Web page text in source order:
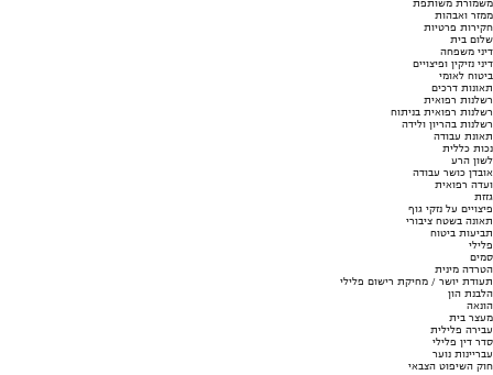
משמורת משותפת
ממזר ואבהות
חקירות פרטיות
שלום בית
דיני משפחה
דיני נזיקין ופיצויים
ביטוח לאומי
תאונות דרכים
רשלנות רפואית
רשלנות רפואית בניתוח
רשלנות בהריון ולידה
תאונת עבודה
נכות כללית
לשון הרע
אובדן כושר עבודה
ועדה רפואית
גזזת
פיצויים על נזקי גוף
תאונה בשטח ציבורי
תביעות ביטוח
פלילי
סמים
הטרדה מינית
תעודת יושר / מחיקת רישום פלילי
הלבנת הון
הונאה
מעצר בית
עבירה פלילית
סדר דין פלילי
עבריינות נוער
חוק השיפוט הצבאי